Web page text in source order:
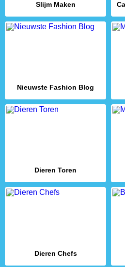
Slijm Maken
Nieuwste Fashion Blog
Dieren Toren
Dieren Chefs